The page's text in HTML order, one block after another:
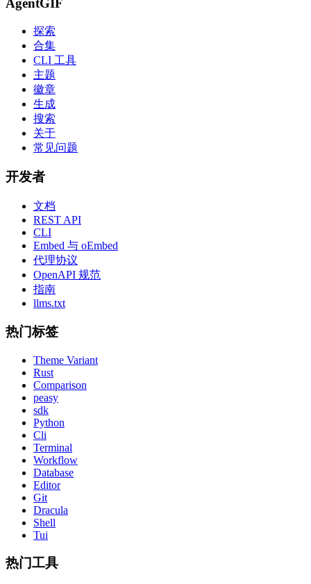
AgentGIF
探索
合集
CLI 工具
主题
徽章
生成
搜索
关于
常见问题
开发者
文档
REST API
CLI
Embed 与 oEmbed
代理协议
OpenAPI 规范
指南
llms.txt
热门标签
Theme Variant
Rust
Comparison
peasy
sdk
Python
Cli
Terminal
Workflow
Database
Editor
Git
Dracula
Shell
Tui
热门工具